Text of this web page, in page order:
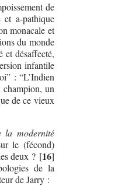
de
et a-pathique
monacale et
du monde
et désaffecté,
infantile
: “L’Indien
champion, un
de ce vieux
la modernité
le (fécond)
deux ? [16]
de la
de Jarry :